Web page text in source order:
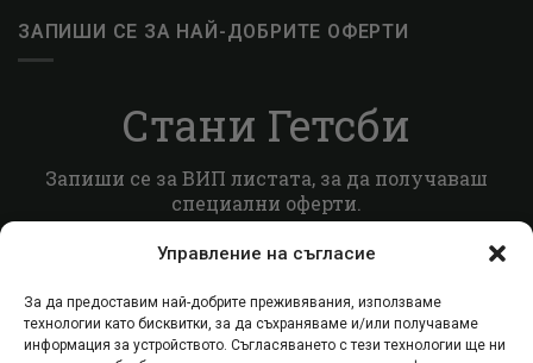
Управление на съгласие
За да предоставим най-добрите преживявания, използваме
технологии като бисквитки, за да съхраняваме и/или получаваме
информация за устройството. Съгласяването с тези технологии ще ни
ЗАПИШИ СЕ ЗА НАЙ-ДОБРИТЕ ОФЕРТИ
Стани Гетсби
Запиши се за ВИП листата, за да получаваш
специални оферти.
Запиши се